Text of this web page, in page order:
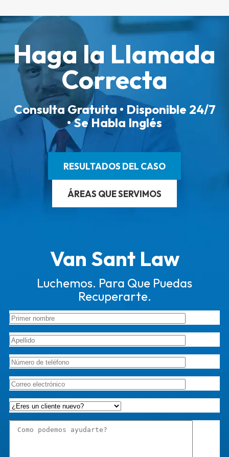
Haga la Llamada
Correcta
Consulta Gratuita • Disponible 24/7
• Se Habla Inglés
RESULTADOS DEL CASO
ÁREAS QUE SERVIMOS
Van Sant Law
Luchemos. Para Que Puedas
Recuperarte.